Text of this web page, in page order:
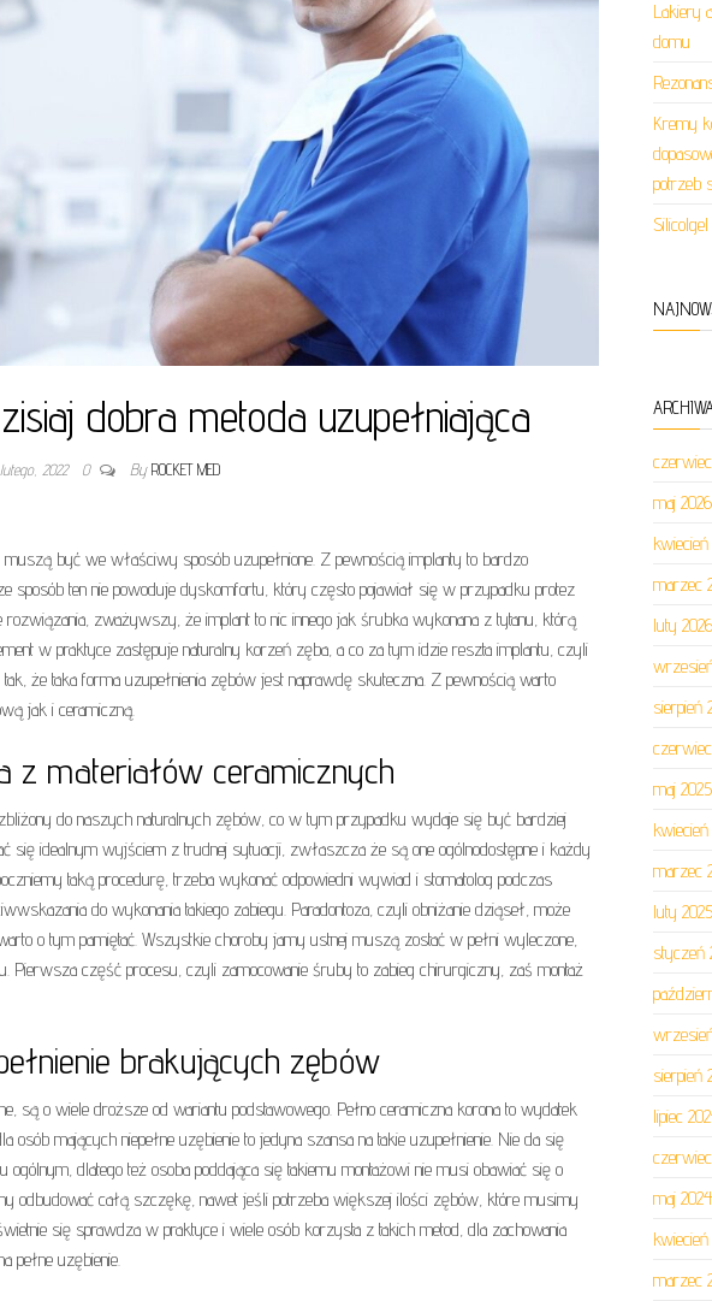
dobra metoda uzupełniająca
lutego, 2022 0 By ROCKET MED
być we właściwy sposób uzupełnione. Z pewnością implanty to bardzo
sposób ten nie powoduje dyskomfortu, który często pojawiał się w przypadku protez
zważywszy, że implant to nic innego jak śrubka wykonana z tytanu, którą
w praktyce zastępuje naturalny korzeń zęba, a co za tym idzie reszta implantu, czyli
że taka forma uzupełnienia zębów jest naprawdę skuteczna. Z pewnością warto
jak i ceramiczną.
z materiałów ceramicznych
do naszych naturalnych zębów, co w tym przypadku wydaje się być bardziej
się idealnym wyjściem z trudnej sytuacji, zwłaszcza że są one ogólnodostępne i każdy
taką procedurę, trzeba wykonać odpowiedni wywiad i stomatolog podczas
do wykonania takiego zabiegu. Paradontoza, czyli obniżanie dziąseł, może
o tym pamiętać. Wszystkie choroby jamy ustnej muszą zostać w pełni wyleczone,
Pierwsza część procesu, czyli zamocowanie śruby to zabieg chirurgiczny, zaś montaż
brakujących zębów
są o wiele droższe od wariantu podstawowego. Pełno ceramiczna korona to wydatek
mających niepełne uzębienie to jedyna szansa na takie uzupełnienie. Nie da się
dlatego też osoba poddająca się takiemu montażowi nie musi obawiać się o
odbudować całą szczękę, nawet jeśli potrzeba większej ilości zębów, które musimy
się sprawdza w praktyce i wiele osób korzysta z takich metod, dla zachowania
pełne uzębienie.
Lakiery
domu
Kremy
potrzeb
Silicolgel
maj 2026
marzec
luty 2026
sierpień
maj 2025
marzec
luty 2025
styczeń
sierpień
lipiec
maj 2024
marzec